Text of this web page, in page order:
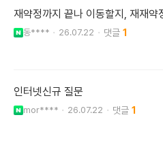
재약정까지 끝나 이동할지, 재재약
동**** 26.07.22 1
인터넷신규 질문
mor**** 26.07.22 1